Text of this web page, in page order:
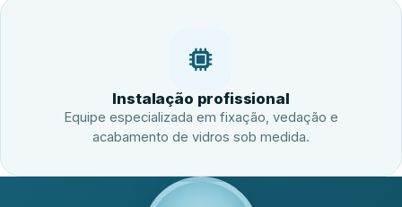
Instalação profissional
Equipe especializada em fixação, vedação e
acabamento de vidros sob medida.